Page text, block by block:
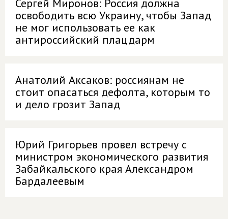
Сергей Миронов: Россия должна
освободить всю Украину, чтобы Запад
не мог использовать ее как
антироссийский плацдарм
Анатолий Аксаков: россиянам не
стоит опасаться дефолта, которым то
и дело грозит Запад
Юрий Григорьев провел встречу с
министром экономического развития
Забайкальского края Александром
Бардалеевым